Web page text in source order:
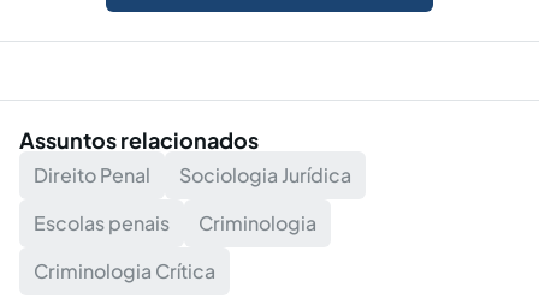
Assuntos relacionados
Direito Penal
Sociologia Jurídica
Escolas penais
Criminologia
Criminologia Crítica